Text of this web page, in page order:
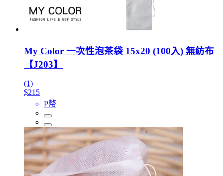
My Color 一次性泡茶袋 15x20 (100入) 無紡布
【J203】
(1)
$215
P幣